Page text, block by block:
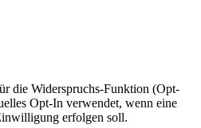
die Widerspruchs-Funktion (Opt-
Opt-In verwendet, wenn eine
erfolgen soll.